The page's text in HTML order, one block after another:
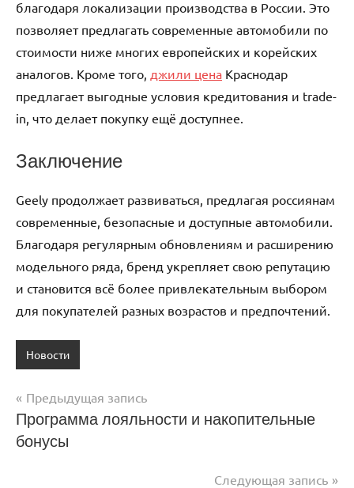
благодаря локализации производства в России. Это
позволяет предлагать современные автомобили по
стоимости ниже многих европейских и корейских
аналогов. Кроме того, джили цена Краснодар
предлагает выгодные условия кредитования и trade-
in, что делает покупку ещё доступнее.
Заключение
Geely продолжает развиваться, предлагая россиянам
современные, безопасные и доступные автомобили.
Благодаря регулярным обновлениям и расширению
модельного ряда, бренд укрепляет свою репутацию
и становится всё более привлекательным выбором
для покупателей разных возрастов и предпочтений.
Новости
Навигация
по
Предыдущая запись
Программа лояльности и накопительные
бонусы
Следующая запись